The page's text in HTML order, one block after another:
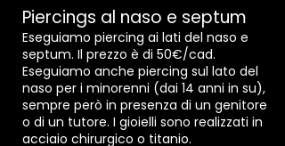
Piercings al naso e septum
Eseguiamo piercing ai lati del naso e
septum. Il prezzo è di 50€/cad.
Eseguiamo anche piercing sul lato del
naso per i minorenni (dai 14 anni in su),
sempre però in presenza di un genitore
o di un tutore. I gioielli sono realizzati in
acciaio chirurgico o titanio.